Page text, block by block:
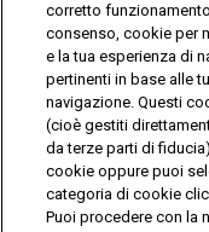
IL GIOCO È
© Copyright
Privacy
corretto
consenso, cookie per
e la tua esperienza di
pertinenti in base alle
navigazione. Questi
(cioè gestiti
da terze parti di
cookie oppure puoi
categoria di cookie
Puoi procedere con la